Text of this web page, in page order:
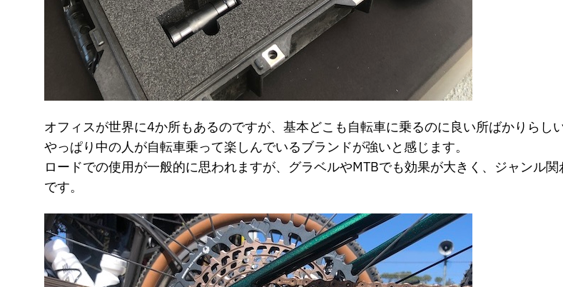
オフィスが世界に4か所もあるのですが、基本どこも自転車に乗るのに良い所ばかりらしい
やっぱり中の人が自転車乗って楽しんでいるブランドが強いと感じます。
ロードでの使用が一般的に思われますが、グラベルやMTBでも効果が大きく、ジャンル
です。